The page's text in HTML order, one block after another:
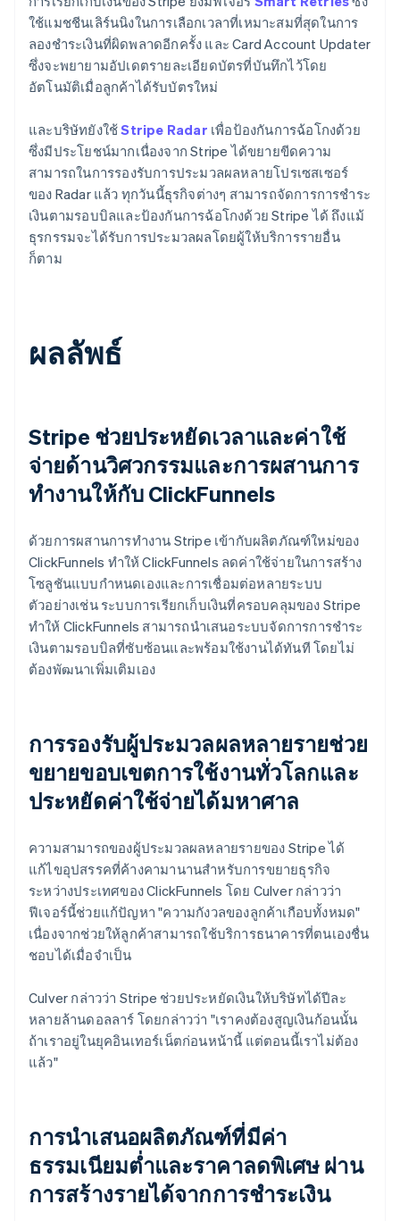
ใช้แมชชีนเลิร์นนิงในการเลือกเวลาที่เหมาะสมที่สุดในการ
ลองชำระเงินที่ผิดพลาดอีกครั้ง และ Card Account Updater
ซึ่งจะพยายามอัปเดตรายละเอียดบัตรที่บันทึกไว้โดย
อัตโนมัติเมื่อลูกค้าได้รับบัตรใหม่
และบริษัทยังใช้Stripe Radar เพื่อป้องกันการฉ้อโกงด้วย
ซึ่งมีประโยชน์มากเนื่องจาก Stripe ได้ขยายขีดความ
สามารถในการรองรับการประมวลผลหลายโปรเซสเซอร์
ของ Radar แล้ว ทุกวันนี้ธุรกิจต่างๆ สามารถจัดการการชำระ
เงินตามรอบบิลและป้องกันการฉ้อโกงด้วย Stripe ได้ ถึงแม้
ธุรกรรมจะได้รับการประมวลผลโดยผู้ให้บริการรายอื่น
ก็ตาม
ผลลัพธ์
Stripe ช่วยประหยัดเวลาและค่าใช้
จ่ายด้านวิศวกรรมและการผสานการ
ทำงานให้กับ ClickFunnels
ด้วยการผสานการทำงาน Stripe เข้ากับผลิตภัณฑ์ใหม่ของ
ClickFunnels ทำให้ ClickFunnels ลดค่าใช้จ่ายในการสร้าง
โซลูชันแบบกำหนดเองและการเชื่อมต่อหลายระบบ
ตัวอย่างเช่น ระบบการเรียกเก็บเงินที่ครอบคลุมของ Stripe
ทำให้ ClickFunnels สามารถนำเสนอระบบจัดการการชำระ
เงินตามรอบบิลที่ซับซ้อนและพร้อมใช้งานได้ทันที โดยไม่
ต้องพัฒนาเพิ่มเติมเอง
การรองรับผู้ประมวลผลหลายรายช่วย
ขยายขอบเขตการใช้งานทั่วโลกและ
ประหยัดค่าใช้จ่ายได้มหาศาล
ความสามารถของผู้ประมวลผลหลายรายของ Stripe ได้
แก้ไขอุปสรรคที่ค้างคามานานสำหรับการขยายธุรกิจ
ระหว่างประเทศของ ClickFunnels โดย Culver กล่าวว่า
ฟีเจอร์นี้ช่วยแก้ปัญหา "ความกังวลของลูกค้าเกือบทั้งหมด"
เนื่องจากช่วยให้ลูกค้าสามารถใช้บริการธนาคารที่ตนเองชื่น
ชอบได้เมื่อจำเป็น
Culver กล่าวว่า Stripe ช่วยประหยัดเงินให้บริษัทได้ปีละ
หลายล้านดอลลาร์ โดยกล่าวว่า "เราคงต้องสูญเงินก้อนนั้น
ถ้าเราอยู่ในยุคอินเทอร์เน็ตก่อนหน้านี้ แต่ตอนนี้เราไม่ต้อง
แล้ว"
การนำเสนอผลิตภัณฑ์ที่มีค่า
ธรรมเนียมต่ำและราคาลดพิเศษ ผ่าน
การสร้างรายได้จากการชำระเงิน